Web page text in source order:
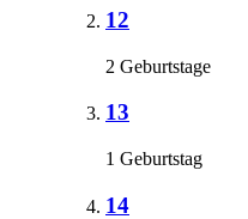
12
2 Geburtstage
13
1 Geburtstag
14